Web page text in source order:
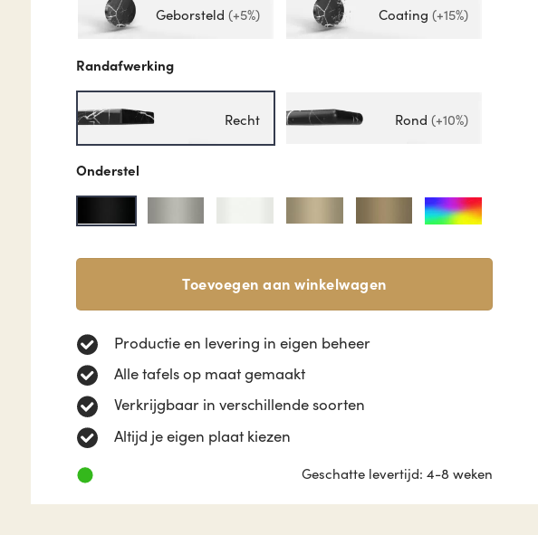
Geborsteld (+5%) Coating (+15%)
Randafwerking
Recht Rond (+10%)
Onderstel
Toevoegen aan winkelwagen
Productie en levering in eigen beheer
Alle tafels op maat gemaakt
Verkrijgbaar in verschillende soorten
Altijd je eigen plaat kiezen
Geschatte levertijd: 4-8 weken